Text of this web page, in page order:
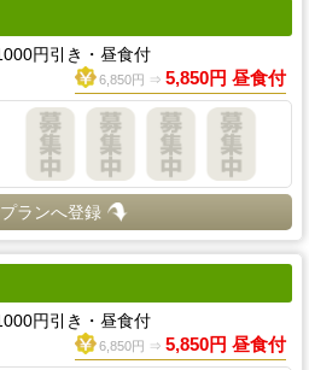
円引き・昼食付
6,850円 ⇒ 5,850円 昼食付
ランへ登録
円引き・昼食付
6,850円 ⇒ 5,850円 昼食付